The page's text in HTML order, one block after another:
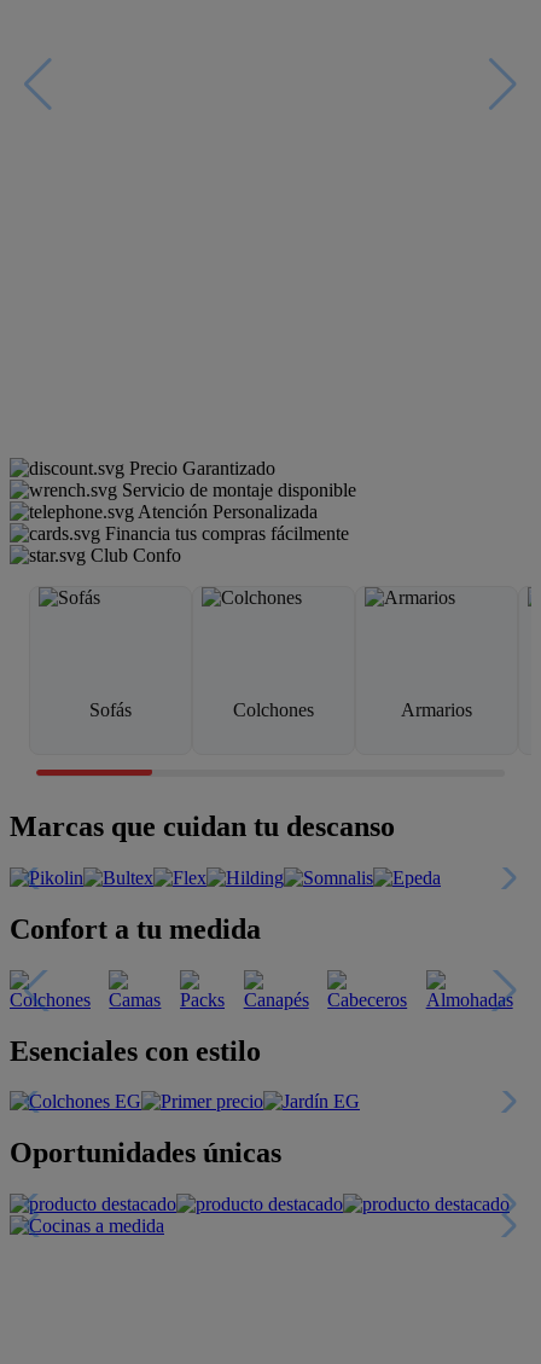
Precio Garantizado
Servicio de montaje disponible
Atención Personalizada
Financia tus compras fácilmente
Club Confo
Sofás Colchones Armarios
Marcas que cuidan tu descanso
Confort a tu medida
Esenciales con estilo
Oportunidades únicas